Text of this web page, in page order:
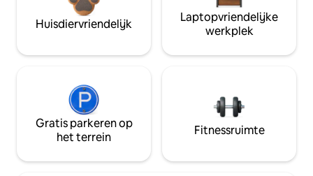
Huisdiervriendelijk
Laptopvriendelijke
werkplek
Gratis parkeren op
het terrein
Fitnessruimte